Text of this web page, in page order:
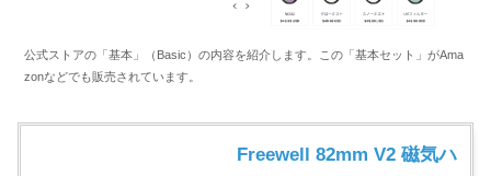
公式ストアの「基本」（Basic）の内容を紹介します。この「基本セット」がAma
zonなどでも販売されています。
Freewell 82mm V2 磁気ハ